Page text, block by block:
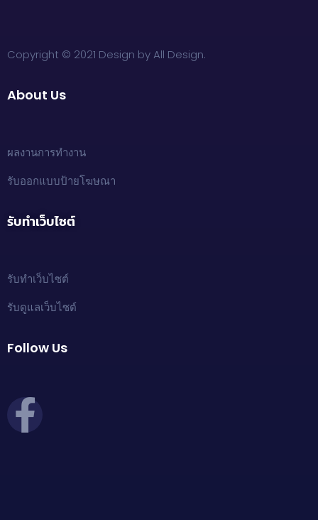
Copyright © 2021 Design by All Design.
About Us
ผลงานการทำงาน
รับออกแบบป้ายโฆษณา
รับทำเว็บไซต์
รับทำเว็บไซต์
รับดูแลเว็บไซต์
Follow Us